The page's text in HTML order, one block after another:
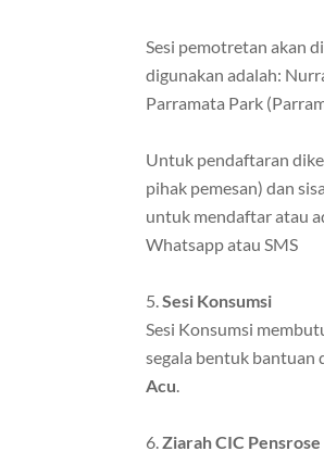
Sesi pemotretan akan
digunakan adalah:
Parramata Park
Untuk pendaftaran
pihak pemesan) dan
untuk mendaftar atau
Whatsapp atau SMS
Sesi Konsumsi
Sesi Konsumsi
segala bentuk bantuan
Acu.
Ziarah CIC